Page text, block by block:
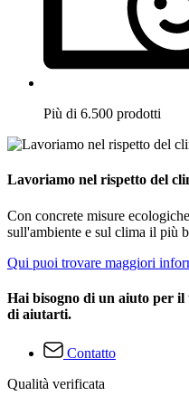
Più di 6.500 prodotti
Lavoriamo nel rispetto del
Con concrete misure
sull'ambiente e sul clima il più
Qui puoi trovare maggiori
Hai bisogno di un aiuto per il
di aiutarti.
Contatto
Qualità verificata